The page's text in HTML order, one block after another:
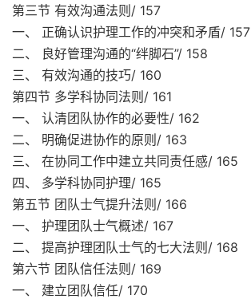
第三节 有效沟通法则/ 157
一、 正确认识护理工作的冲突和矛盾/ 157
二、 良好管理沟通的“绊脚石”/ 158
三、 有效沟通的技巧/ 160
第四节 多学科协同法则/ 161
一、 认清团队协作的必要性/ 162
二、 明确促进协作的原则/ 163
三、 在协同工作中建立共同责任感/ 165
四、 多学科协同护理/ 165
第五节 团队士气提升法则/ 166
一、 护理团队士气概述/ 167
二、 提高护理团队士气的七大法则/ 168
第六节 团队信任法则/ 169
一、 建立团队信任/ 170